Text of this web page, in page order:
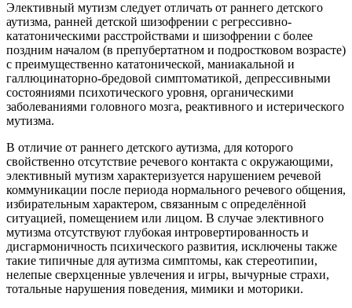
Элективный мутизм следует отличать от раннего детского
аутизма, ранней детской шизофрении с регрессивно-
кататоническими расстройствами и шизофрении с более
поздним началом (в препубертатном и подростковом возрасте)
с преимущественно кататонической, маниакальной и
галлюцинаторно-бредовой симптоматикой, депрессивными
состояниями психотического уровня, органическими
заболеваниями головного мозга, реактивного и истерического
мутизма.
В отличие от раннего детского аутизма, для которого
свойственно отсутствие речевого контакта с окружающими,
элективный мутизм характеризуется нарушением речевой
коммуникации после периода нормального речевого общения,
избирательным характером, связанным с определённой
ситуацией, помещением или лицом. В случае элективного
мутизма отсутствуют глубокая интровертированность и
дисгармоничность психического развития, исключены также
такие типичные для аутизма симптомы, как стереотипии,
нелепые сверхценные увлечения и игры, вычурные страхи,
тотальные нарушения поведения, мимики и моторики.